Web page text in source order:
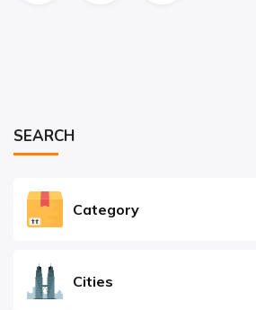
SEARCH
Category
Cities